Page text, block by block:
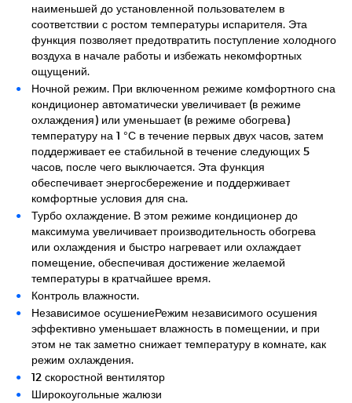
наименьшей до установленной пользователем в
соответствии с ростом температуры испарителя. Эта
функция позволяет предотвратить поступление холодного
воздуха в начале работы и избежать некомфортных
ощущений.
Ночной режим. При включенном режиме комфортного сна
кондиционер автоматически увеличивает (в режиме
охлаждения) или уменьшает (в режиме обогрева)
температуру на 1 °С в течение первых двух часов, затем
поддерживает ее стабильной в течение следующих 5
часов, после чего выключается. Эта функция
обеспечивает энергосбережение и поддерживает
комфортные условия для сна.
Турбо охлаждение. В этом режиме кондиционер до
максимума увеличивает производительность обогрева
или охлаждения и быстро нагревает или охлаждает
помещение, обеспечивая достижение желаемой
температуры в кратчайшее время.
Контроль влажности.
Независимое осушениеРежим независимого осушения
эффективно уменьшает влажность в помещении, и при
этом не так заметно снижает температуру в комнате, как
режим охлаждения.
12 скоростной вентилятор
Широкоугольные жалюзи